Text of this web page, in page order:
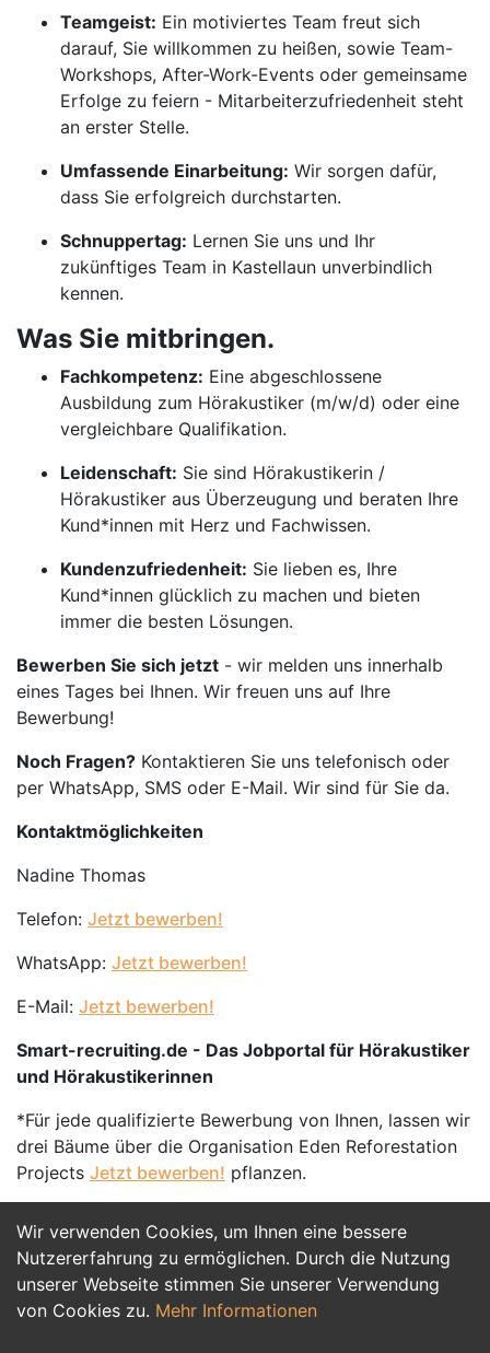
Wir verwenden Cookies, um Ihnen eine bessere
Nutzererfahrung zu ermöglichen. Durch die Nutzung
unserer Webseite stimmen Sie unserer Verwendung
von Cookies zu. Mehr Informationen
Teamgeist: Ein motiviertes Team freut sich
darauf, Sie willkommen zu heißen, sowie Team-
Workshops, After-Work-Events oder gemeinsame
Erfolge zu feiern - Mitarbeiterzufriedenheit steht
an erster Stelle.
Umfassende Einarbeitung: Wir sorgen dafür,
dass Sie erfolgreich durchstarten.
Schnuppertag: Lernen Sie uns und Ihr
zukünftiges Team in Kastellaun unverbindlich
kennen.
Was Sie mitbringen.
Fachkompetenz: Eine abgeschlossene
Ausbildung zum Hörakustiker (m/w/d) oder eine
vergleichbare Qualifikation.
Leidenschaft: Sie sind Hörakustikerin /
Hörakustiker aus Überzeugung und beraten Ihre
Kund*innen mit Herz und Fachwissen.
Kundenzufriedenheit: Sie lieben es, Ihre
Kund*innen glücklich zu machen und bieten
immer die besten Lösungen.
Bewerben Sie sich jetzt - wir melden uns innerhalb
eines Tages bei Ihnen. Wir freuen uns auf Ihre
Bewerbung!
Noch Fragen? Kontaktieren Sie uns telefonisch oder
per WhatsApp, SMS oder E-Mail. Wir sind für Sie da.
Kontaktmöglichkeiten
Nadine Thomas
Telefon: Jetzt bewerben!
WhatsApp: Jetzt bewerben!
E-Mail: Jetzt bewerben!
Smart-recruiting.de - Das Jobportal für Hörakustiker
und Hörakustikerinnen
*Für jede qualifizierte Bewerbung von Ihnen, lassen wir
drei Bäume über die Organisation Eden Reforestation
Projects Jetzt bewerben! pflanzen.
Jetzt Bewerben